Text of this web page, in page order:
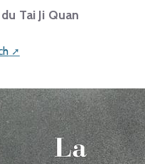
Tai Ji Quan